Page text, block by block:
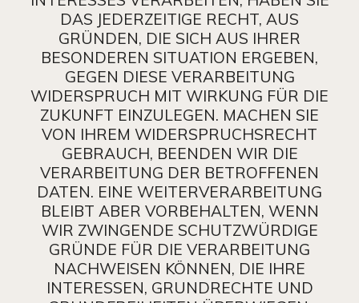
DAS JEDERZEITIGE RECHT, AUS
GRÜNDEN, DIE SICH AUS IHRER
BESONDEREN SITUATION ERGEBEN,
GEGEN DIESE VERARBEITUNG
WIDERSPRUCH MIT WIRKUNG FÜR DIE
ZUKUNFT EINZULEGEN. MACHEN SIE
VON IHREM WIDERSPRUCHSRECHT
GEBRAUCH, BEENDEN WIR DIE
VERARBEITUNG DER BETROFFENEN
DATEN. EINE WEITERVERARBEITUNG
BLEIBT ABER VORBEHALTEN, WENN
WIR ZWINGENDE SCHUTZWÜRDIGE
GRÜNDE FÜR DIE VERARBEITUNG
NACHWEISEN KÖNNEN, DIE IHRE
INTERESSEN, GRUNDRECHTE UND